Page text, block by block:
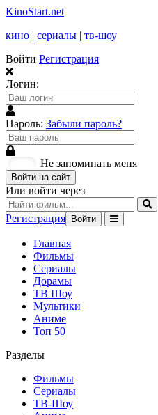
KinoStart.net
кино | сериалы | тв-шоу
Войти Регистрация
Логин:
Пароль: Забыли пароль?
Не запоминать меня
Войти на сайт
Или войти через
Регистрация Войти
Главная
Фильмы
Сериалы
Дорамы
ТВ Шоу
Мультики
Аниме
Топ 50
Разделы
Фильмы
Сериалы
ТВ-Шоу